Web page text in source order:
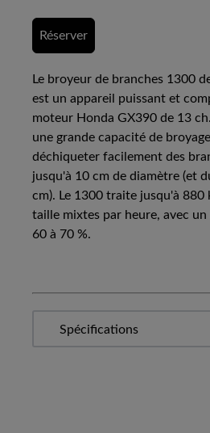
Réserver
Le broyeur de branches 1300
est un appareil puissant et
moteur Honda GX390 de 13
une grande capacité de
déchiqueter facilement des
jusqu'à 10 cm de diamètre (et
cm). Le 1300 traite jusqu'à 880
taille mixtes par heure, avec
60 à 70 %.